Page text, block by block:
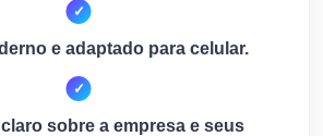
e adaptado para celular.
sobre a empresa e seus